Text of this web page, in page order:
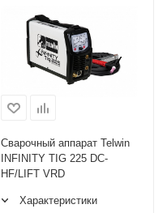
Сварочный аппарат Telwin
INFINITY TIG 225 DC-
HF/LIFT VRD
Характеристики